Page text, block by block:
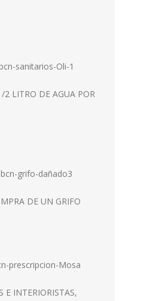
2 LITRO DE AGUA POR
DE UN GRIFO
E INTERIORISTAS,